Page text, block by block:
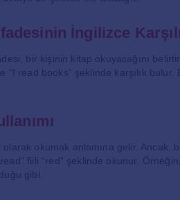
İngilizce
bir kişinin kitap okuyacağını
“I read books” şeklinde karşılık bulur.
olarak okumak anlamına gelir. Ancak,
fiili “red” şeklinde okunur.
gibi.